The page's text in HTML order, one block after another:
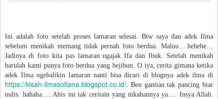
Ini adalah foto setelah proses lamaran selesai. Btw saya dan adek Ilma
sebelum menikah memang tidak pernah foto berdua. Maluu….hehehe…
Jadinya di foto kita pas lamaran ngajak Ifa dan Ibuk. Setelah menikah
barulah kami punya foto berdua yang bejibun. O iya, cerita gimana ketika
adek Ilma ngebalikin lamaran nanti bisa dicari di blognya adek ilma di
https://kisah-ilmasofiana.blogspot.co.id/. Ben gantian tak pancing biar
nulis. hahaha…. Abis ini tak ceritain yang nikahannya ya…. Insya Allah.